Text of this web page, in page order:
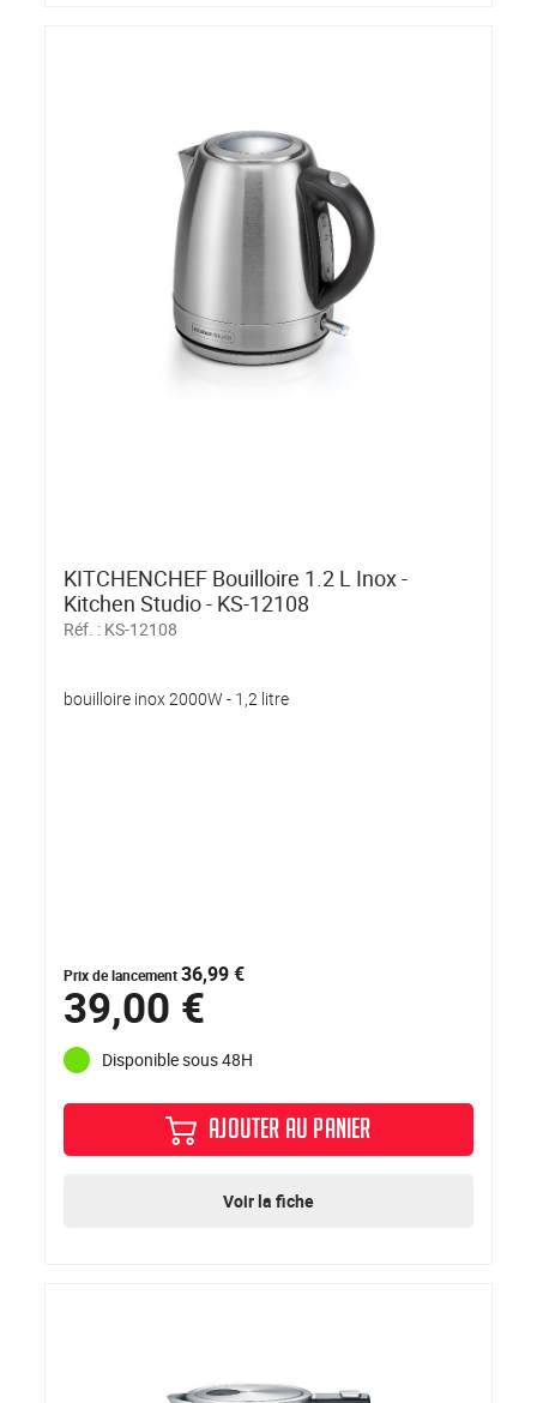
KITCHENCHEF Bouilloire 1.2 L Inox -
Kitchen Studio - KS-12108
Réf. : KS-12108
bouilloire inox 2000W - 1,2 litre
Prix de lancement36,99 €
39,00 €
Disponible sous 48H
AJOUTER AU PANIER
Voir la fiche